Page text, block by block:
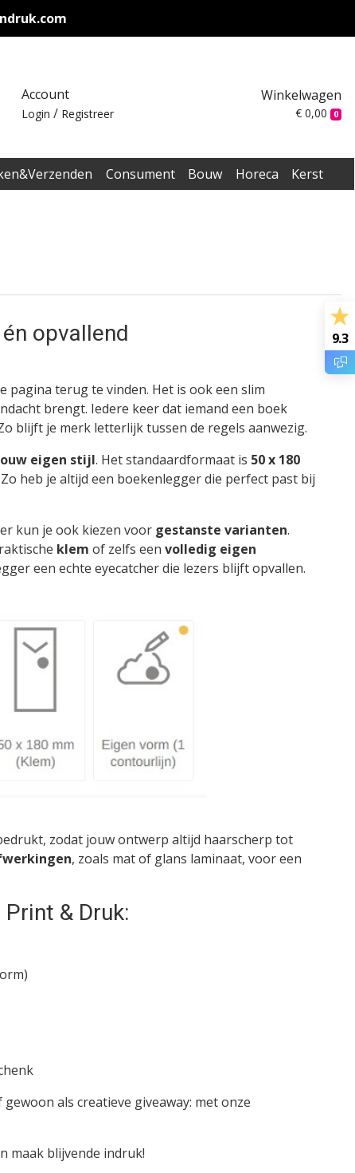
Account
Login / Registreer
Winkelwagen
€ 0,00 0
Consument Bouw Horeca Kerst
opvallend
pagina terug te vinden. Het is ook een slim
brengt. Iedere keer dat iemand een boek
blijft je merk letterlijk tussen de regels aanwezig.
eigen stijl. Het standaardformaat is 50 x 180
heb je altijd een boekenlegger die perfect past bij
kun je ook kiezen voor gestanste varianten.
klem of zelfs een volledig eigen
een echte eyecatcher die lezers blijft opvallen.
zodat jouw ontwerp altijd haarscherp tot
, zoals mat of glans laminaat, voor een
& Druk:
als creatieve giveaway: met onze
maak blijvende indruk!
9.3